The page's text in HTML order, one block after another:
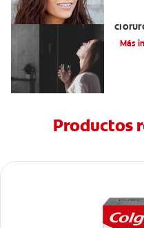
Más
Productos